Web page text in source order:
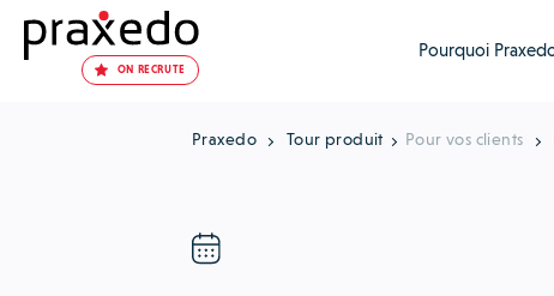
ON RECRUTE
Pourquoi
Praxedo Tour produit Pour vos clients